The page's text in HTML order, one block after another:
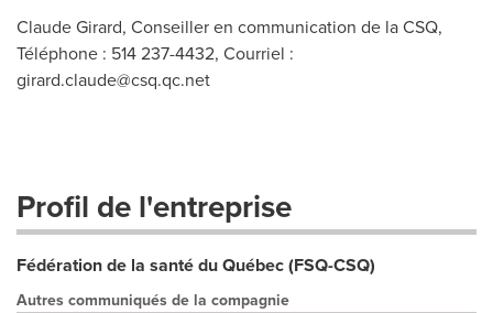
Claude Girard, Conseiller en communication de la CSQ,
Téléphone : 514 237-4432, Courriel :
girard.claude@csq.qc.net
Profil de l'entreprise
Fédération de la santé du Québec (FSQ-CSQ)
Autres communiqués de la compagnie